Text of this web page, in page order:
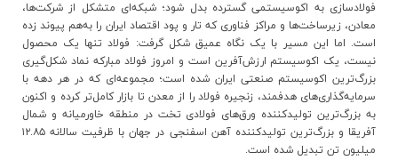
ارتباط با ما
فولادسازی به اکوسیستمی گسترده بدل شود؛ شبکه‌ای متشکل از شرکت‌ها،
معادن، زیرساخت‌ها و مراکز فناوری که تار و پود اقتصاد ایران را به‌هم پیوند زده
است. اما این مسیر با یک نگاه عمیق شکل گرفت: فولاد تنها یک محصول
نیست، یک اکوسیستم ارزش‌آفرین است و امروز فولاد مبارکه نماد شکل‌گیری
بزرگ‌ترین اکوسیستم صنعتی ایران شده است؛ مجموعه‌ای که در هر دهه با
سرمایه‌گذاری‌های هدفمند، زنجیره فولاد را از معدن تا بازار کامل‌تر کرده و اکنون
به بزرگ‌ترین تولیدکننده ورق‌های فولادی تخت در منطقه خاورمیانه و شمال
آفریقا و بزرگ‌ترین تولیدکننده آهن اسفنجی در جهان با ظرفیت سالانه ۱۲.۸۵
میلیون تن تبدیل شده است.